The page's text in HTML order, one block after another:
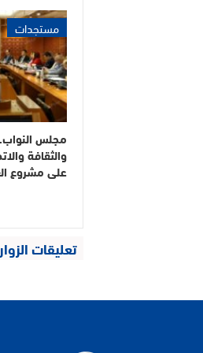
مستجدات
مجلس
والثقافة
على مشروع
تعليقات الزوار